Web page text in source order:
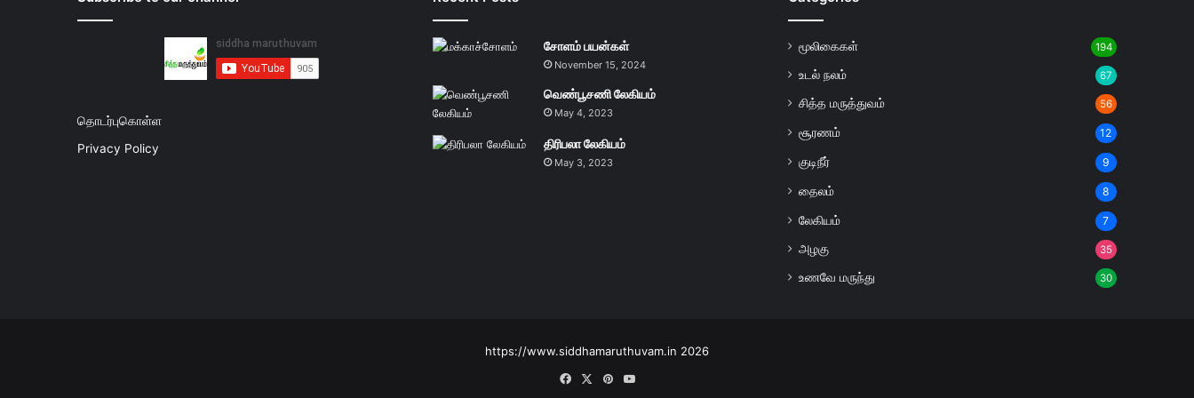
தொடர்புகொள்ள
Privacy Policy
சோளம் பயன்கள்
November 15, 2024
வெண்பூசணி லேகியம்
May 4, 2023
திரிபலா லேகியம்
May 3, 2023
மூலிகைகள் 194
உடல் நலம் 67
சித்த மருத்துவம் 56
சூரணம் 12
குடிநீர் 9
தைலம் 8
லேகியம் 7
அழகு 35
உணவே மருந்து 30
https://www.siddhamaruthuvam.in 2026
FacebookPinterestYouTube